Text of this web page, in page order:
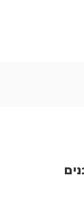
3 אבנים